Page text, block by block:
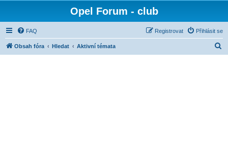
Opel Forum - club
FAQ Přihlásit se
Registrovat
Obsah fóra Hledat Aktivní témata